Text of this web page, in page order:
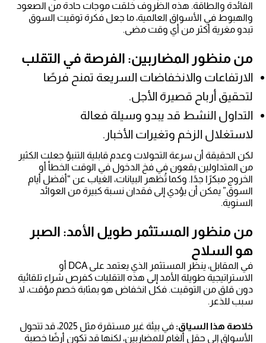
الفائدة والطاقة. هذه الظروف خلقت موجات حادة من الصعود
والهبوط في الأسواق العالمية، ما جعل فكرة توقيت السوق
تبدو مغرية أكثر من أي وقت مضى.
من منظور المضاربين: الفرصة في التقلب
الارتفاعات والانخفاضات السريعة تمنح فرصًا
لتحقيق أرباح قصيرة الأجل.
التداول النشط قد يبدو وسيلة فعالة
لاستغلال الزخم وتغيرات الأخبار.
لكن الحقيقة أن سرعة التحولات وعدم قابلية التنبؤ جعلت الكثير
من المتداولين يقعون في فخ الدخول في الوقت الخطأ أو
الخروج مبكرًا جدًا. وكما تُظهر البيانات، الغياب عن “أفضل أيام
السوق” يمكن أن يؤدي إلى فقدان نسبة كبيرة من العوائد
السنوية.
من منظور المستثمر طويل الأمد: الصبر
هو السلاح
في المقابل، ينظر المستثمر الذي يعتمد على DCA أو
الاستراتيجية طويلة الأمد إلى هذه التقلبات كفرص شراء تلقائية
دون قلق من التوقيت. فكل انخفاض هو بمثابة خصم مؤقت، لا
سبب للذعر.
خلاصة هذا السياق:
في بيئة غير مستقرة مثل 2025، قد تتحول
الأسواق إلى حقل ألغام للمضاربين، لكنها قد تكون أرضًا خصبة